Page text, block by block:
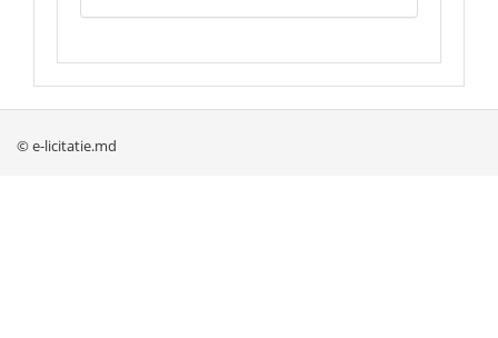
© e-licitatie.md